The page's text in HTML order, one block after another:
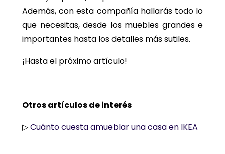
Además, con esta compañía hallarás todo lo
que necesitas, desde los muebles grandes e
importantes hasta los detalles más sutiles.
¡Hasta el próximo artículo!
Otros artículos de interés
▷Cuánto cuesta amueblar una casa en IKEA